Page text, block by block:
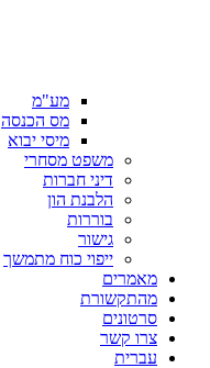
מע"מ
מס הכנסה
מיסי יבוא
משפט מסחרי
דיני חברות
הלבנת הון
בוררות
גישור
ייפוי כוח מתמשך
מאמרים
מהתקשורת
סרטונים
צרו קשר
עברית